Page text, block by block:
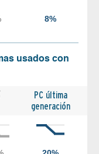
usados con
PC última
generación